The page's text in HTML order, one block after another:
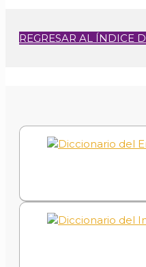
REGRESAR AL ÍNDICE